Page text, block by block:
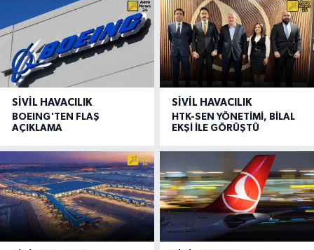
SIVIL HAVACILIK
BOEING'TEN FLAŞ
AÇIKLAMA
SIVIL HAVACILIK
HTK-SEN YÖNETİMİ, BİLAL
EKŞİ İLE GÖRÜŞTÜ